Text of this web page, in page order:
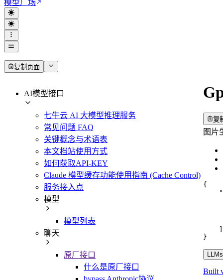
模型广场
复制页面
AI模型接口
七牛云 AI 大模型推理服务
常见问题 FAQ
关键概念与术语表
本文档站使用方式
如何获取API-KEY
Claude 模型缓存功能使用指南 (Cache Control)
服务接入点
模型
模型列表
聊天
原厂接口
什么是原厂接口
复
图片
{
}
Built